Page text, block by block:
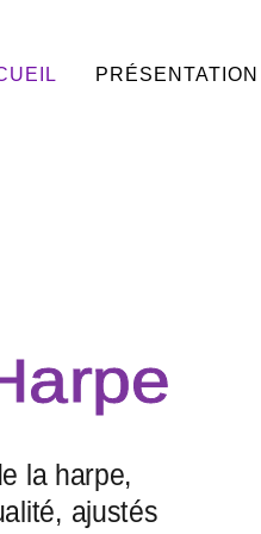
PRÉSENTATION